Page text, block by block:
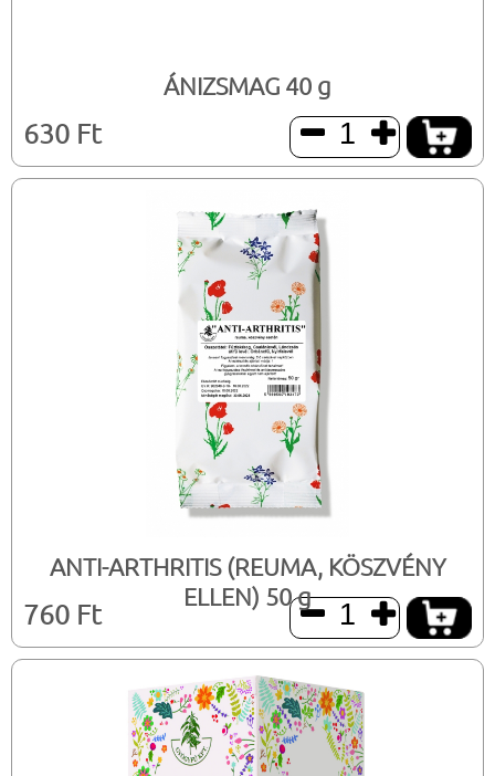
ÁNIZSMAG 40 g
630 Ft  
ANTI-ARTHRITIS (REUMA, KÖSZVÉNY
ELLEN) 50 g
760 Ft  